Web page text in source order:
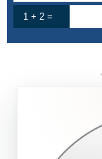
1 + 2 =